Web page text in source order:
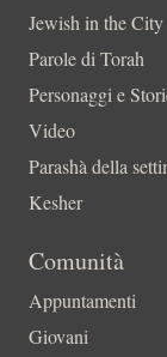
Jewish in the City
Parole di Torah
Personaggi e
Video
Parashà della
Kesher
Comunità
Appuntamenti
Giovani